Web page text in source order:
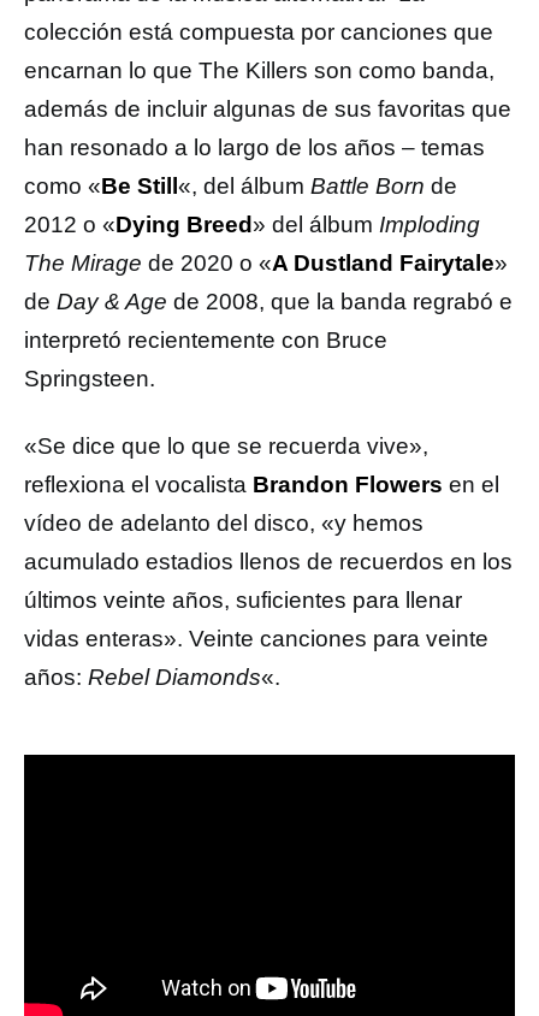
colección está compuesta por canciones que
encarnan lo que The Killers son como banda,
además de incluir algunas de sus favoritas que
han resonado a lo largo de los años – temas
como «Be Still «, del álbum Battle Born de
2012 o «Dying Breed» del álbum Imploding
The Mirage de 2020 o «A Dustland Fairytale»
de Day & Age de 2008, que la banda regrabó e
interpretó recientemente con Bruce
Springsteen.
«Se dice que lo que se recuerda vive»,
reflexiona el vocalista Brandon Flowers en el
vídeo de adelanto del disco, «y hemos
acumulado estadios llenos de recuerdos en los
últimos veinte años, suficientes para llenar
vidas enteras». Veinte canciones para veinte
años: Rebel Diamonds«.